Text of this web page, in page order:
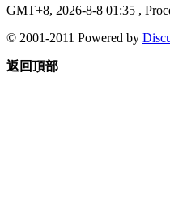
GMT+8, 2026-8-8 01:35 ,
© 2001-2011 Powered by
返回頂部